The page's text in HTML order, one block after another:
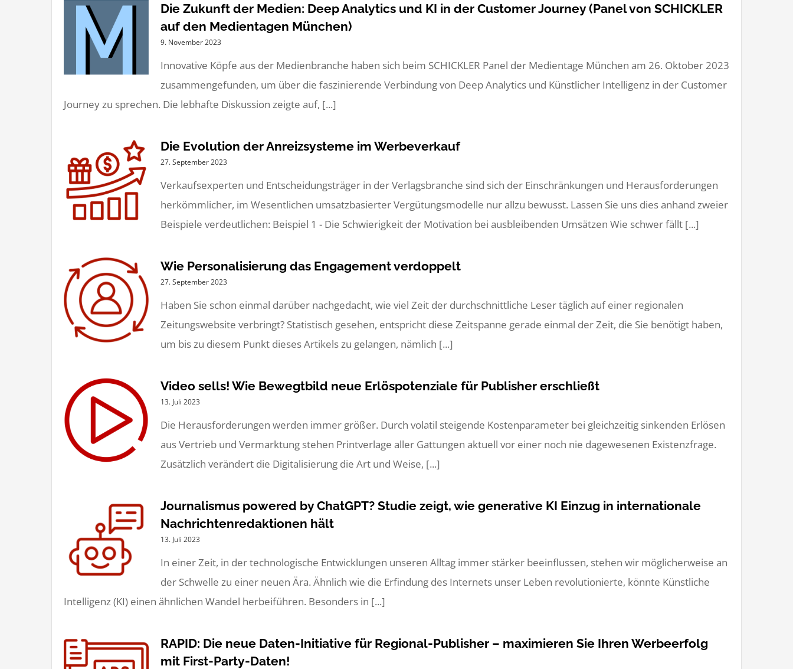
Die Zukunft der Medien: Deep Analytics und KI in der Customer Journey (Panel von SCHICKLER
auf den Medientagen München)
9. November 2023
Innovative Köpfe aus der Medienbranche haben sich beim SCHICKLER Panel der Medientage München am 26. Oktober 2023
zusammengefunden, um über die faszinierende Verbindung von Deep Analytics und Künstlicher Intelligenz in der Customer
Journey zu sprechen. Die lebhafte Diskussion zeigte auf, [...]
Die Evolution der Anreizsysteme im Werbeverkauf
27. September 2023
Verkaufsexperten und Entscheidungsträger in der Verlagsbranche sind sich der Einschränkungen und Herausforderungen
herkömmlicher, im Wesentlichen umsatzbasierter Vergütungsmodelle nur allzu bewusst. Lassen Sie uns dies anhand zweier
Beispiele verdeutlichen: Beispiel 1 - Die Schwierigkeit der Motivation bei ausbleibenden Umsätzen Wie schwer fällt [...]
Wie Personalisierung das Engagement verdoppelt
27. September 2023
Haben Sie schon einmal darüber nachgedacht, wie viel Zeit der durchschnittliche Leser täglich auf einer regionalen
Zeitungswebsite verbringt? Statistisch gesehen, entspricht diese Zeitspanne gerade einmal der Zeit, die Sie benötigt haben,
um bis zu diesem Punkt dieses Artikels zu gelangen, nämlich [...]
Video sells! Wie Bewegtbild neue Erlöspotenziale für Publisher erschließt
13. Juli 2023
Die Herausforderungen werden immer größer. Durch volatil steigende Kostenparameter bei gleichzeitig sinkenden Erlösen
aus Vertrieb und Vermarktung stehen Printverlage aller Gattungen aktuell vor einer noch nie dagewesenen Existenzfrage.
Zusätzlich verändert die Digitalisierung die Art und Weise, [...]
Journalismus powered by ChatGPT? Studie zeigt, wie generative KI Einzug in internationale
Nachrichtenredaktionen hält
13. Juli 2023
In einer Zeit, in der technologische Entwicklungen unseren Alltag immer stärker beeinflussen, stehen wir möglicherweise an
der Schwelle zu einer neuen Ära. Ähnlich wie die Erfindung des Internets unser Leben revolutionierte, könnte Künstliche
Intelligenz (KI) einen ähnlichen Wandel herbeiführen. Besonders in [...]
RAPID: Die neue Daten-Initiative für Regional-Publisher – maximieren Sie Ihren Werbeerfolg
mit First-Party-Daten!